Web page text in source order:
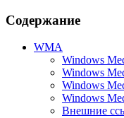
Содержание
WMA
Windows
Windows
Windows
Windows
Внешние